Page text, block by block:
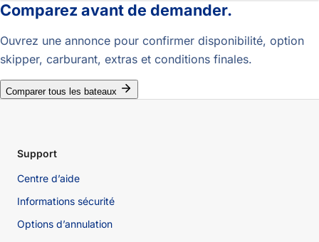
Comparez avant de demander.
Ouvrez une annonce pour confirmer disponibilité, option
skipper, carburant, extras et conditions finales.
Comparer tous les bateaux
Support
Centre d’aide
Informations sécurité
Options d’annulation